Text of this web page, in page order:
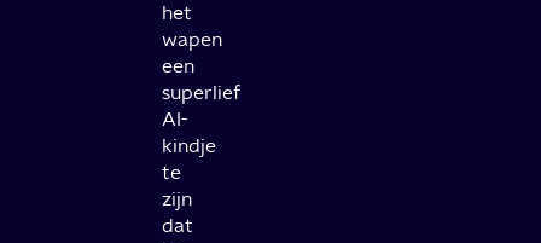
het
wapen
een
superlief
AI-
kindje
te
zijn
dat